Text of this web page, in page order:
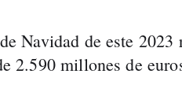
Navidad de este 2023
2.590 millones de